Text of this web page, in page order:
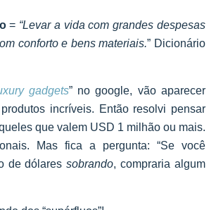
= “Levar a vida com grandes despesas
conforto e bens materiais.” Dicionário
gadgets” no google, vão aparecer
incríveis. Então resolvi pensar
que valem USD 1 milhão ou mais.
Mas fica a pergunta: “Se você
de dólaressobrando, compraria algum